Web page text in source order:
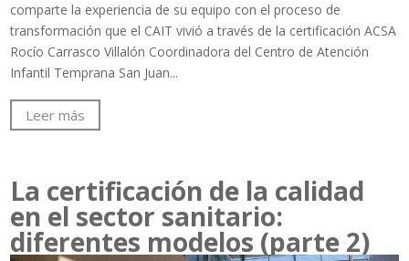
comparte la experiencia de su equipo con el proceso de
transformación que el CAIT vivió a través de la certificación ACSA
Rocío Carrasco Villalón Coordinadora del Centro de Atención
Infantil Temprana San Juan...
Leer más
La certificación de la calidad
en el sector sanitario:
diferentes modelos (parte 2)